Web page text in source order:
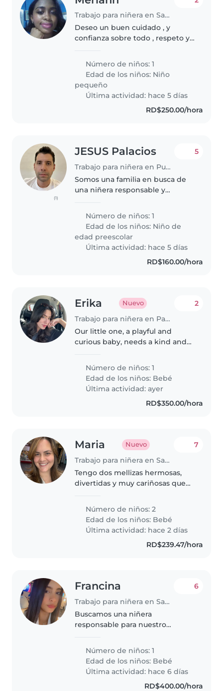
Trabajo para niñera en Santo Domingo (Distrito de Santo Domingo)
Deseo un buen cuidado , y
confianza sobre todo , respeto y
Número de niños: 1
Edad de los niños: Niño
pequeño
Última actividad: hace 5 días
RD$250.00/hora
(1)
JESUS Palacios
Trabajo para niñera en Punta Cana
5
Somos una familia en busca de
una niñera responsable y
preescolar, quien es muy
energético/a, juguetón/a e
inteligente. Nos encantaría
alguien que se..
Número de niños: 1
Edad de los niños: Niño de
edad preescolar
Última actividad: hace 5 días
RD$160.00/hora
Erika Nuevo
Trabajo para niñera en Pantanal
2
Our little one, a playful and
curious baby, needs a kind and
time with. If you speak Spanish
and love babies, we'd love to
meet you!
Número de niños: 1
Edad de los niños: Bebé
Última actividad: ayer
RD$350.00/hora
Maria Nuevo
Trabajo para niñera en Santo Domingo (Distrito de Santo Domingo)
7
Tengo dos mellizas hermosas,
divertidas y muy cariñosas que
Número de niños: 2
Edad de los niños: Bebé
Última actividad: hace 2 días
RD$239.47/hora
Francina
Trabajo para niñera en Santiago de los Caballeros
6
Buscamos una niñera
responsable para nuestro
tenga experiencia con bebés y
crear un ambiente seguro y lleno
de amor.
Número de niños: 1
Edad de los niños: Bebé
Última actividad: hace 6 días
RD$400.00/hora